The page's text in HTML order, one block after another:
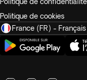
Politique de cookies
France (FR) - Français